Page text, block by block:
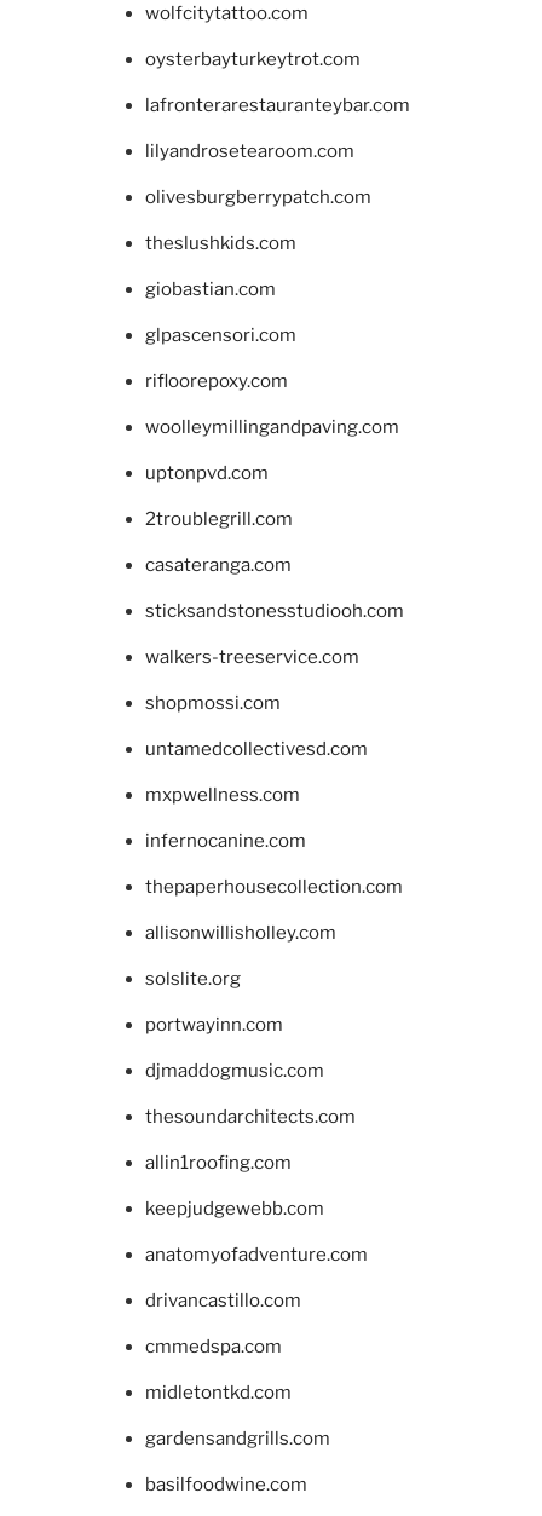
wolfcitytattoo.com
oysterbayturkeytrot.com
lafronterarestauranteybar.com
lilyandrosetearoom.com
olivesburgberrypatch.com
theslushkids.com
giobastian.com
glpascensori.com
rifloorepoxy.com
woolleymillingandpaving.com
uptonpvd.com
2troublegrill.com
casateranga.com
sticksandstonesstudiooh.com
walkers-treeservice.com
shopmossi.com
untamedcollectivesd.com
mxpwellness.com
infernocanine.com
thepaperhousecollection.com
allisonwillisholley.com
solslite.org
portwayinn.com
djmaddogmusic.com
thesoundarchitects.com
allin1roofing.com
keepjudgewebb.com
anatomyofadventure.com
drivancastillo.com
cmmedspa.com
midletontkd.com
gardensandgrills.com
basilfoodwine.com